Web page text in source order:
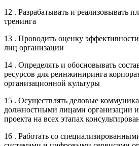
12 . Разрабатывать и реализовывать
тренинга
13 . Проводить оценку
лиц организации
14 . Определять и обосновывать
ресурсов для реинжиниринга
организационной культуры
15 . Осуществлять деловые
должностными лицами организации
проекта на всех этапах
16 . Работать со